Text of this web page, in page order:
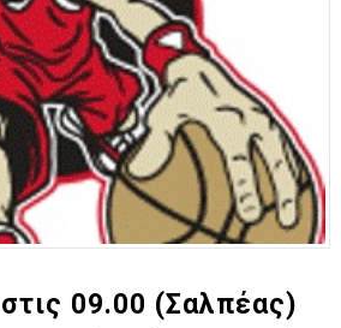
09.00 (Σαλπέας)